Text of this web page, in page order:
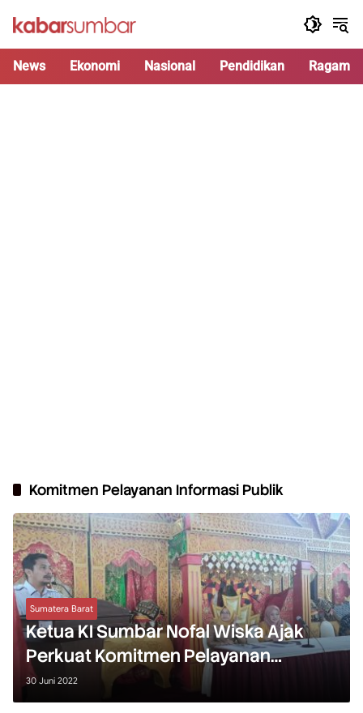
News Ekonomi Nasional Pendidikan Ragam
Komitmen Pelayanan Informasi Publik
Sumatera Barat
Ketua KI Sumbar Nofal Wiska Ajak
Perkuat Komitmen Pelayanan
Informasi Publik
30 Juni 2022